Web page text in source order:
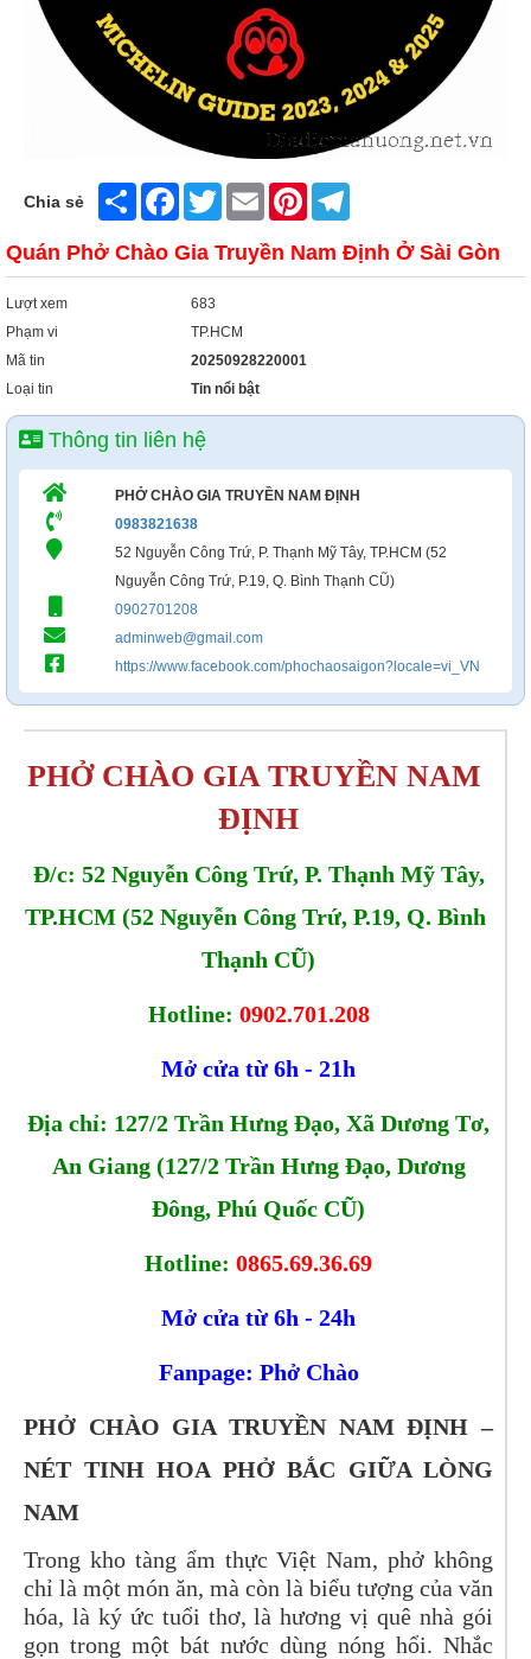
Chia sẻ Share FacebookTwitter Email Pinterest
Quán Phở Chào Gia Truyền Nam Định Ở Sài Gòn
Lượt xem
683
Phạm vi
TP.HCM
Mã tin
20250928220001
Loại tin
Tin nổi bật
Thông tin liên hệ
PHỞ CHÀO GIA TRUYỀN NAM ĐỊNH
0983821638
52 Nguyễn Công Trứ, P. Thạnh Mỹ Tây, TP.HCM (52
Nguyễn Công Trứ, P.19, Q. Bình Thạnh CŨ)
0902701208
adminweb@gmail.com
https://www.facebook.com/phochaosaigon?locale=vi_VN
PHỞ CHÀO GIA TRUYỀN NAM
ĐỊNH
Đ/c: 52 Nguyễn Công Trứ, P. Thạnh Mỹ Tây,
TP.HCM (52 Nguyễn Công Trứ, P.19, Q. Bình
Thạnh CŨ)
Hotline: 0902.701.208
Mở cửa từ 6h - 21h
Địa chỉ: 127/2 Trần Hưng Đạo, Xã Dương Tơ,
An Giang (127/2 Trần Hưng Đạo, Dương
Đông, Phú Quốc CŨ)
Hotline: 0865.69.36.69
Mở cửa từ 6h - 24h
Fanpage: Phở Chào
PHỞ CHÀO GIA TRUYỀN NAM ĐỊNH –
NÉT TINH HOA PHỞ BẮC GIỮA LÒNG
NAM
Trong kho tàng ẩm thực Việt Nam, phở không
chỉ là một món ăn, mà còn là biểu tượng của văn
hóa, là ký ức tuổi thơ, là hương vị quê nhà gói
gọn trong một bát nước dùng nóng hổi. Nhắc